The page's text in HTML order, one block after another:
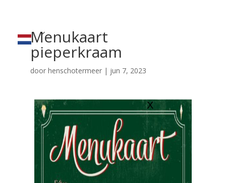
Menukaart
pieperkraam
door henschotermeer| jun 7, 2023
X